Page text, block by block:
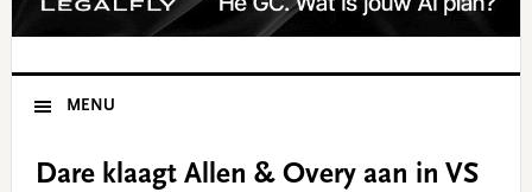
MENU
Dare klaagt Allen & Overy aan in VS